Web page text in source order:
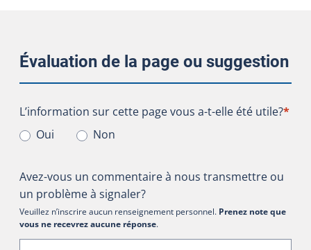
Évaluation de la page ou suggestion
L’information sur cette page vous a-t-elle été utile?
L’information sur cette page vous a-t-elle été utile?*
Oui
Non
Avez-vous un commentaire à nous transmettre ou
un problème à signaler?
Veuillez n’inscrire aucun renseignement personnel. Prenez note que
vous ne recevrez aucune réponse.